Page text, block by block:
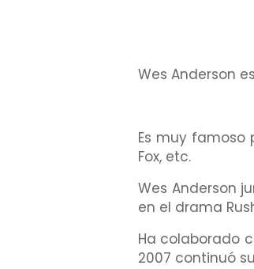
Wes Anderson
Es muy famoso
Fox, etc.
Wes Anderson
en el drama
Ha colaborado
2007 continuó